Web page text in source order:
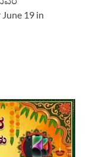
19 in